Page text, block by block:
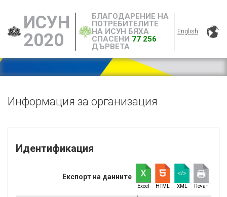
ИСУН
2020
БЛАГОДАРЕНИЕ НА
ПОТРЕБИТЕЛИТЕ
НА ИСУН БЯХА
СПАСЕНИ 77 256
ДЪРВЕТА
English
Информация за организация
Идентификация
Експорт на данните
Excel HTML XML Печат